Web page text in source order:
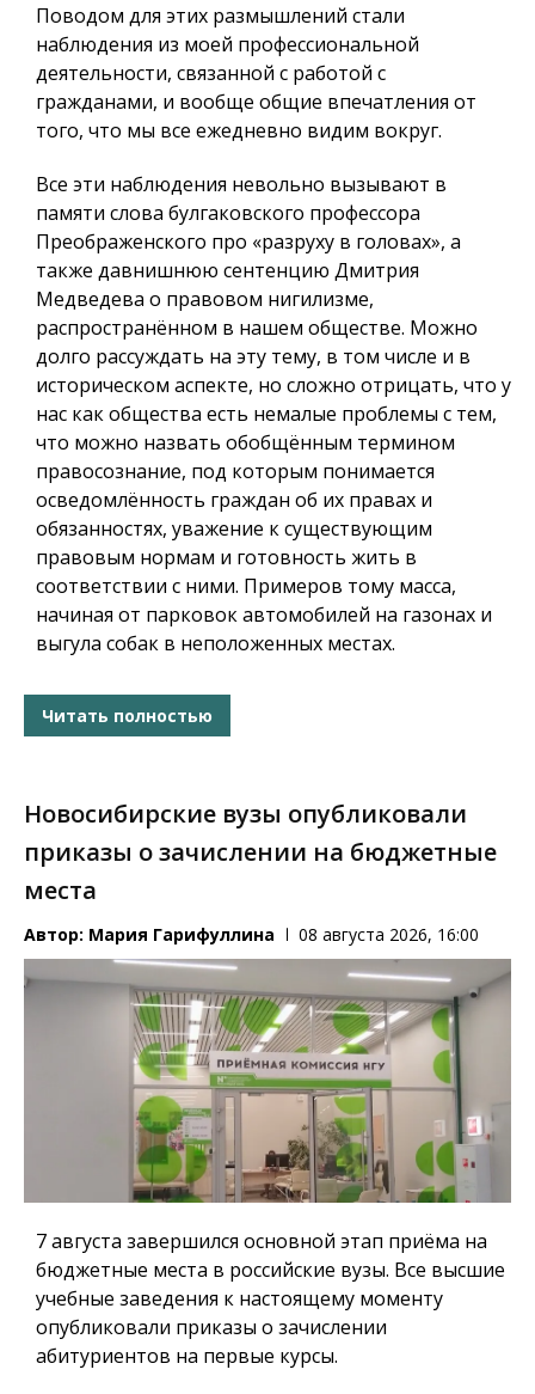
Поводом для этих размышлений стали
наблюдения из моей профессиональной
деятельности, связанной с работой с
гражданами, и вообще общие впечатления от
того, что мы все ежедневно видим вокруг.
Все эти наблюдения невольно вызывают в
памяти слова булгаковского профессора
Преображенского про «разруху в головах», а
также давнишнюю сентенцию Дмитрия
Медведева о правовом нигилизме,
распространённом в нашем обществе. Можно
долго рассуждать на эту тему, в том числе и в
историческом аспекте, но сложно отрицать, что у
нас как общества есть немалые проблемы с тем,
что можно назвать обобщённым термином
правосознание, под которым понимается
осведомлённость граждан об их правах и
обязанностях, уважение к существующим
правовым нормам и готовность жить в
соответствии с ними. Примеров тому масса,
начиная от парковок автомобилей на газонах и
выгула собак в неположенных местах.
Читать полностью
Новосибирские вузы опубликовали
приказы о зачислении на бюджетные
места
Автор: Мария Гарифуллина 08 августа 2026, 16:00
7 августа завершился основной этап приёма на
бюджетные места в российские вузы. Все высшие
учебные заведения к настоящему моменту
опубликовали приказы о зачислении
абитуриентов на первые курсы.